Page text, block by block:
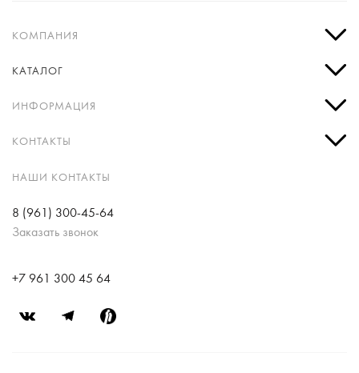
КОМПАНИЯ
КАТАЛОГ
ИНФОРМАЦИЯ
КОНТАКТЫ
НАШИ КОНТАКТЫ
8 (961) 300-45-64
Заказать звонок
+7 961 300 45 64